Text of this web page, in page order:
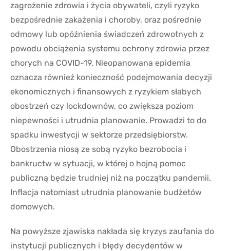
zagrożenie zdrowia i życia obywateli, czyli ryzyko
bezpośrednie zakażenia i choroby, oraz pośrednie
odmowy lub opóźnienia świadczeń zdrowotnych z
powodu obciążenia systemu ochrony zdrowia przez
chorych na COVID-19. Nieopanowana epidemia
oznacza również konieczność podejmowania decyzji
ekonomicznych i finansowych z ryzykiem słabych
obostrzeń czy lockdownów, co zwiększa poziom
niepewności i utrudnia planowanie. Prowadzi to do
spadku inwestycji w sektorze przedsiębiorstw.
Obostrzenia niosą ze sobą ryzyko bezrobocia i
bankructw w sytuacji, w której o hojną pomoc
publiczną będzie trudniej niż na początku pandemii.
Inflacja natomiast utrudnia planowanie budżetów
domowych.
Na powyższe zjawiska nakłada się kryzys zaufania do
instytucji publicznych i błędy decydentów w